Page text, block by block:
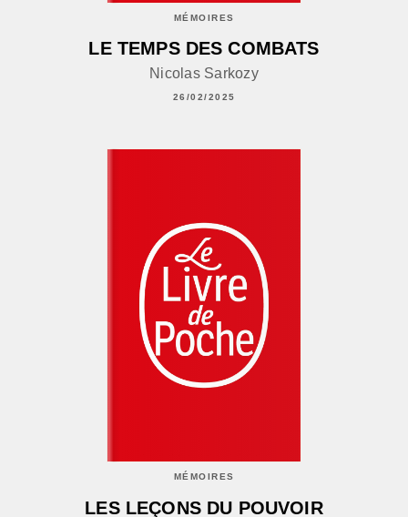
MÉMOIRES
LE TEMPS DES COMBATS
Nicolas Sarkozy
26/02/2025
MÉMOIRES
LES LEÇONS DU POUVOIR